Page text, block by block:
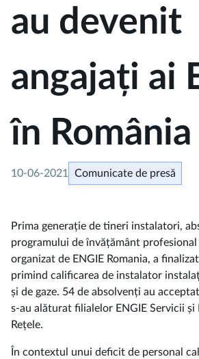
au devenit
angajați ai
în România
10-06-2021 Comunicate de presă
Prima generație de tineri instalatori,
programului de învățământ profesional
organizat de ENGIE Romania, a
primind calificarea de instalator
și de gaze. 54 de absolvenți au
s-au alăturat filialelor ENGIE Servicii și
Rețele.
În contextul unui deficit de personal